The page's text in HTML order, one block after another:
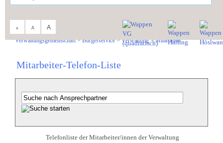
A A A
Verwaltungsgemeinschaft>Bürgerservice>Verwaltung>Mitarbeiter
Mitarbeiter-Telefon-Liste
Telefonliste der Mitarbeiter/innen der Verwaltung